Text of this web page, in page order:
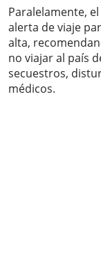
Paralelamente,
alerta de viaje
alta,
no viajar al país
secuestros,
médicos.